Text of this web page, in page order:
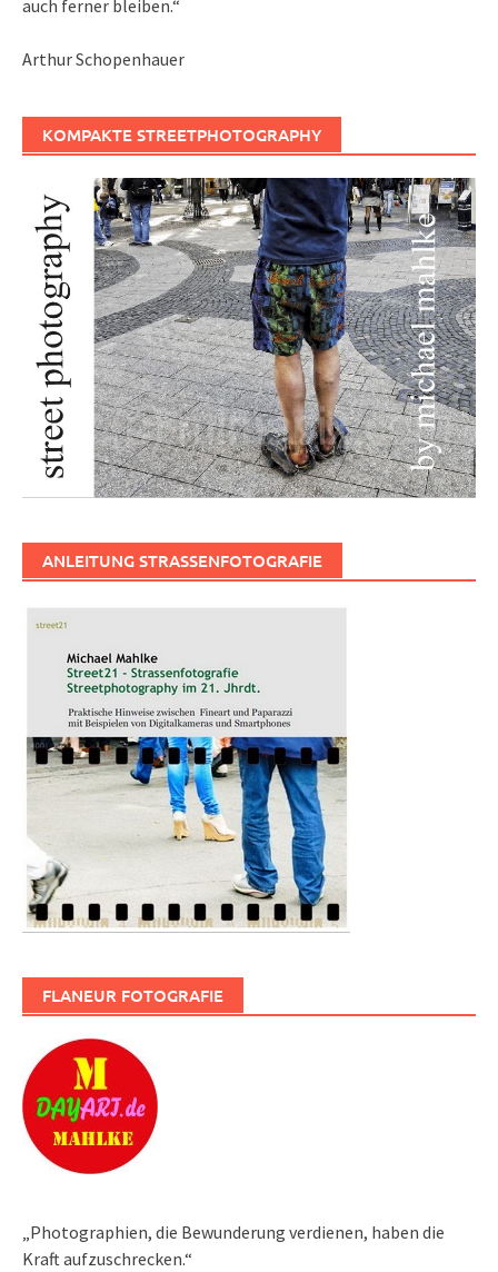
auch ferner bleiben.“
Arthur Schopenhauer
KOMPAKTE STREETPHOTOGRAPHY
ANLEITUNG STRASSENFOTOGRAFIE
FLANEUR FOTOGRAFIE
„Photographien, die Bewunderung verdienen, haben die
Kraft aufzuschrecken.“